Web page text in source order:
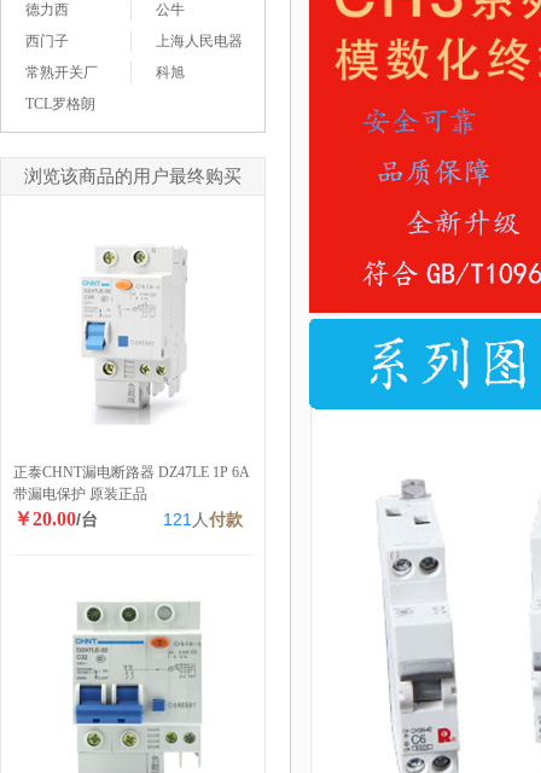
德力西
公牛
西门子
上海人民电器
常熟开关厂
科旭
TCL罗格朗
浏览该商品的用户最终购买
正泰CHNT漏电断路器 DZ47LE 1P 6A
带漏电保护 原装正品
￥20.00/台 121 人付款